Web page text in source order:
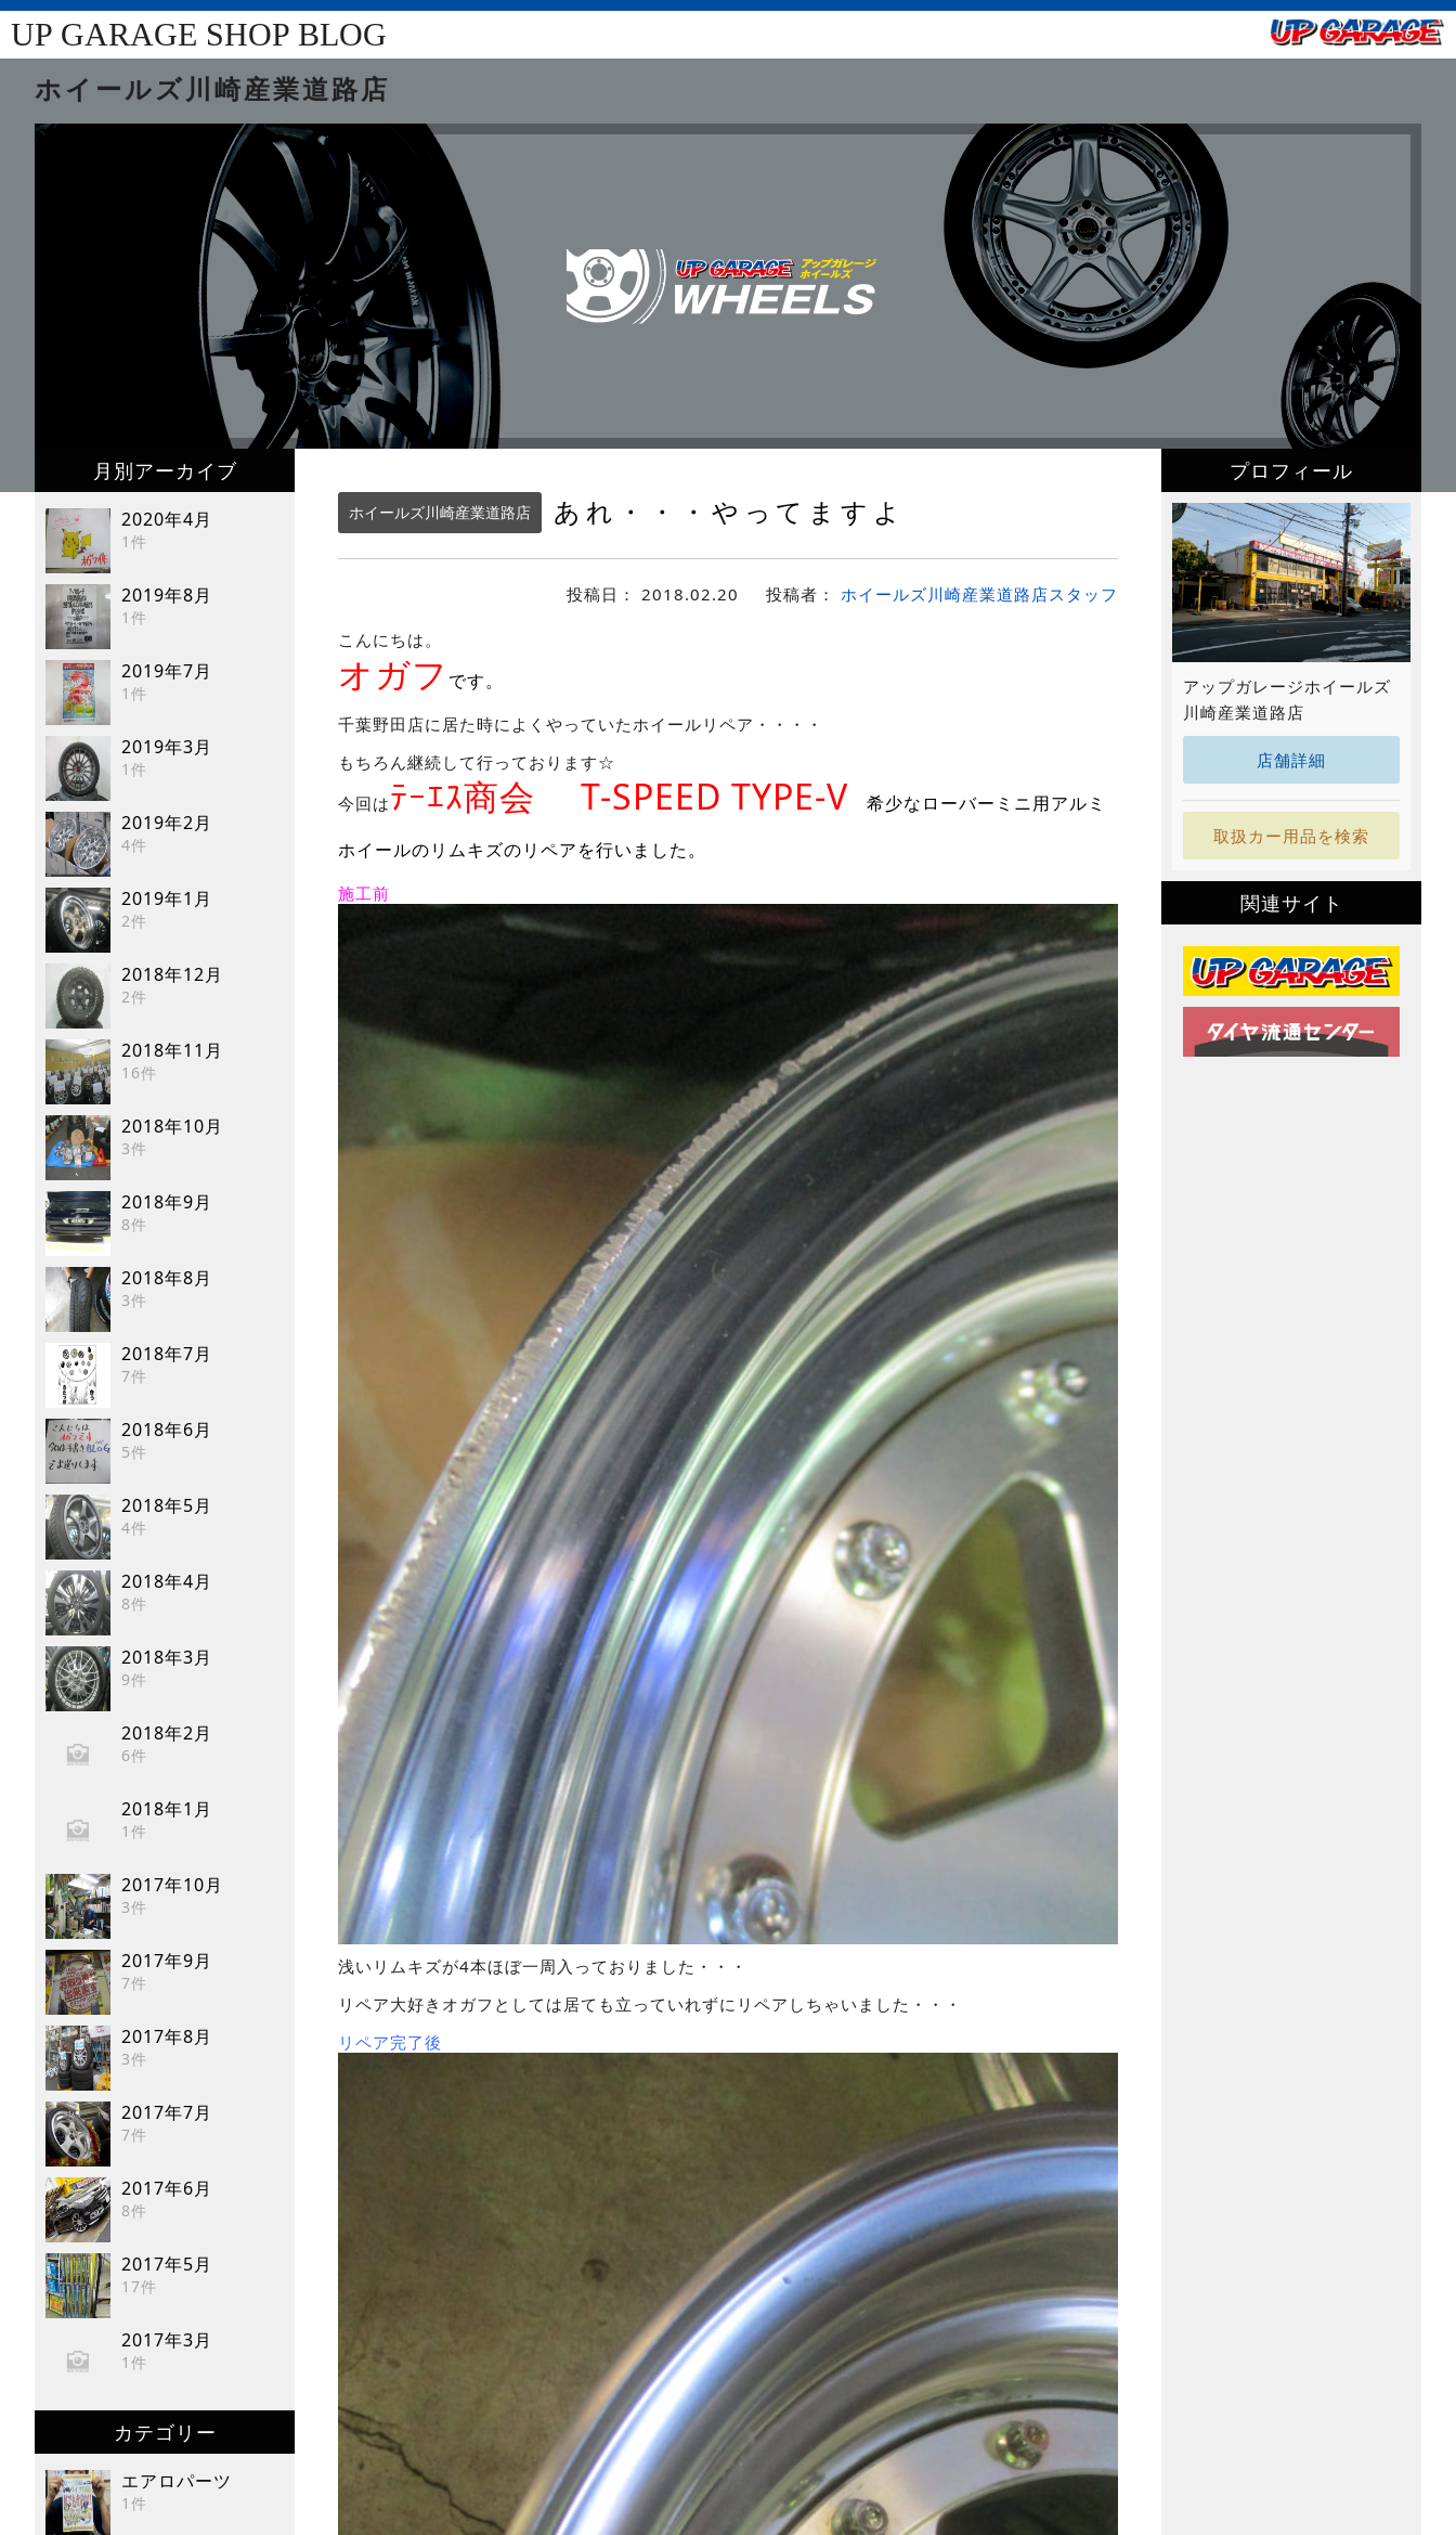
UP GARAGE SHOP BLOG
ホイールズ川崎産業道路店
月別アーカイブ
2020年4月
1件
2019年8月
1件
2019年7月
1件
2019年3月
1件
2019年2月
4件
2019年1月
2件
2018年12月
2件
2018年11月
16件
2018年10月
3件
2018年9月
8件
2018年8月
3件
2018年7月
7件
2018年6月
5件
2018年5月
4件
2018年4月
8件
2018年3月
9件
2018年2月
6件
2018年1月
1件
2017年10月
3件
2017年9月
7件
2017年8月
3件
2017年7月
7件
2017年6月
8件
2017年5月
17件
2017年3月
1件
カテゴリー
エアロパーツ
1件
ホイールズ川崎産業道路店 あれ・・・やってますよ
投稿日： 2018.02.20 投稿者： ホイールズ川崎産業道路店スタッフ
こんにちは。
オガフ です。
千葉野田店に居た時によくやっていたホイールリペア・・・・
もちろん継続して行っております☆
今回はﾃｰｴｽ商会 T-SPEED TYPE-V 希少なローバーミニ用アルミ
ホイールのリムキズのリペアを行いました。
施工前
浅いリムキズが4本ほぼ一周入っておりました・・・
リペア大好きオガフとしては居ても立っていれずにリペアしちゃいました・・・
リペア完了後
プロフィール
アップガレージホイールズ
川崎産業道路店
店舗詳細
取扱カー用品を検索
関連サイト